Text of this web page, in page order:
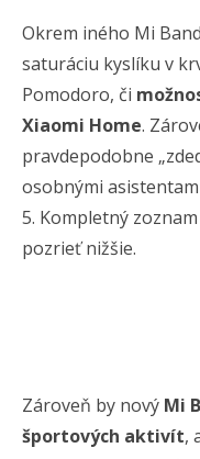
Okrem iného Mi
saturáciu kyslíku v
Pomodoro, či
Xiaomi Home.
pravdepodobne
osobnými
5. Kompletný
pozrieť nižšie.
Zároveň by nový Mi
športových aktivít,